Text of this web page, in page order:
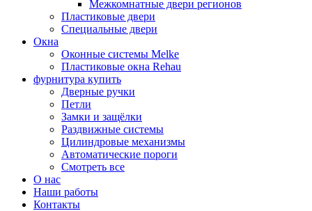
Межкомнатные двери регионов
Пластиковые двери
Специальные двери
Окна
Оконные системы Melke
Пластиковые окна Rehau
фурнитура купить
Дверные ручки
Петли
Замки и защёлки
Раздвижные системы
Цилиндровые механизмы
Автоматические пороги
Смотреть все
О нас
Наши работы
Контакты